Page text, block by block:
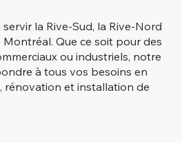
la Rive-Sud, la Rive-Nord
Que ce soit pour des
ou industriels, notre
à tous vos besoins en
rénovation et installation de